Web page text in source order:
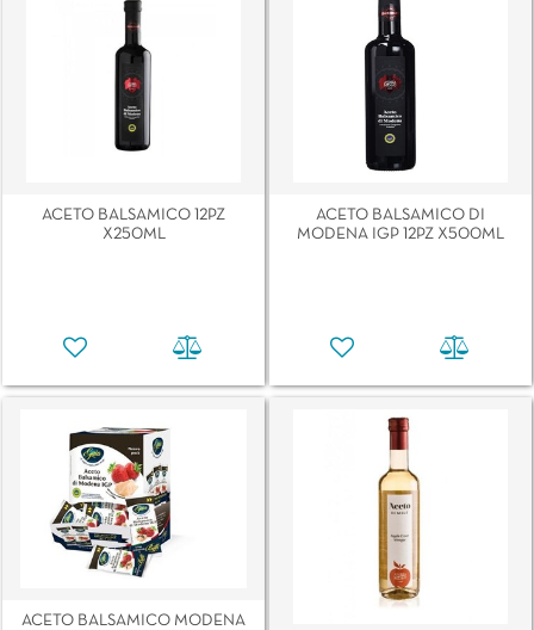
ACETO BALSAMICO 12PZ
X250ML
ACETO BALSAMICO DI
MODENA IGP 12PZ X500ML
ACETO BALSAMICO MODENA